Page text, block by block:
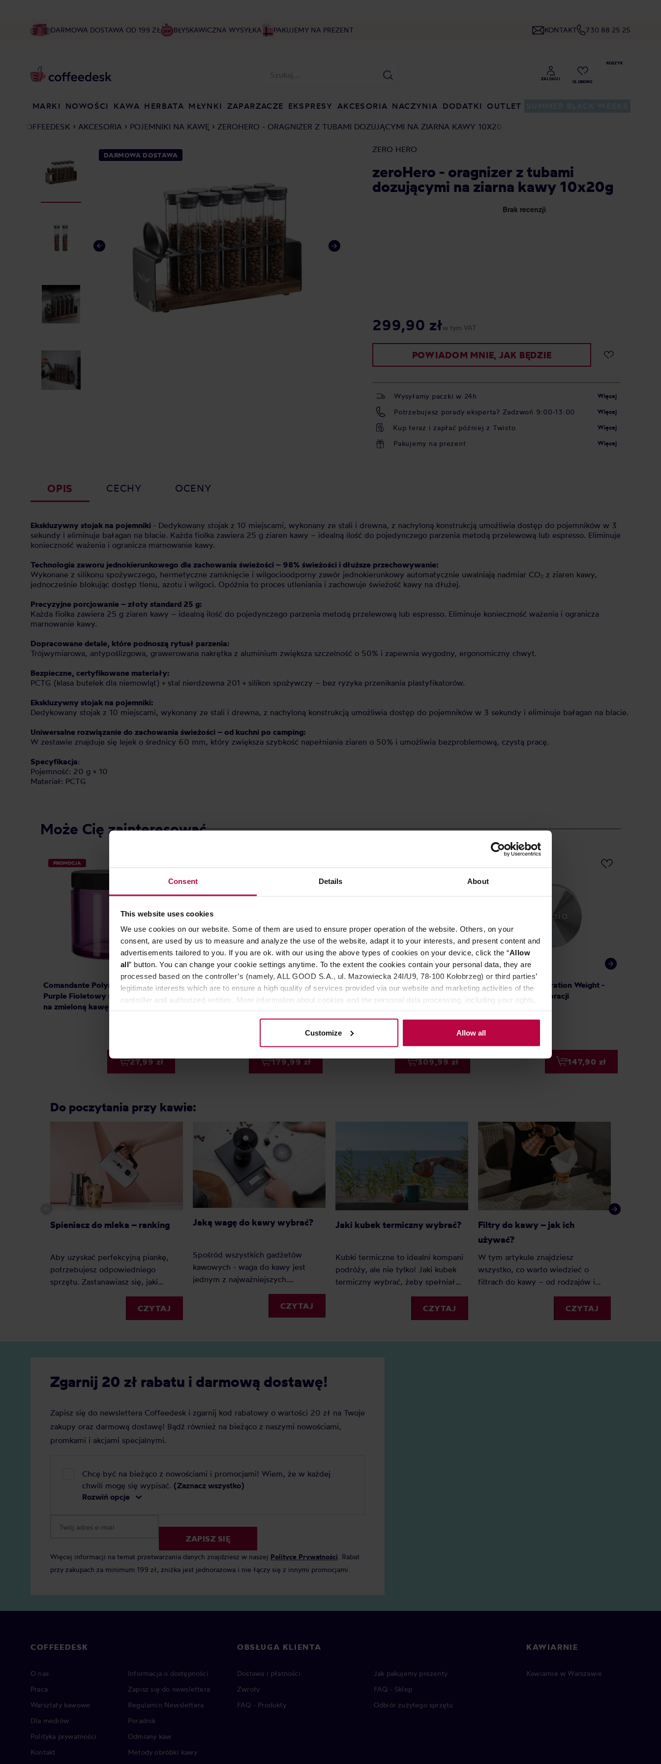
Consent Details About
This website uses cookies
We use cookies on our website. Some of them are used to ensure proper operation of the website. Others, on your
consent, are used by us to measure and analyze the use of the website, adapt it to your interests, and present content and
advertisements tailored to you. If you are ok. with our using the above types of cookies on your device, click the “Allow
all” button. You can change your cookie settings anytime. To the extent the cookies contain your personal data, they are
processed based on the controller’s (namely, ALL GOOD S.A., ul. Mazowiecka 24I/U9, 78-100 Kołobrzeg) or third parties’
legitimate interests which are to ensure a high quality of services provided via our website and marketing activities of the
controller and authorized entities. More information about cookies and the personal data processing, including your rights,
Customize Allow all
DARMOWA DOSTAWA OD 199 ZŁ BŁYSKAWICZNA WYSYŁKA PAKUJEMY NA PREZENT KONTAKT 730 88 25 25
MARKI NOWOŚCI KAWA HERBATA MŁYNKI ZAPARZACZE EKSPRESY AKCESORIA NACZYNIA DODATKI OUTLET
COFFEEDESK AKCESORIA POJEMNIKI NA KAWĘ ZEROHERO - ORAGNIZER Z TUBAMI DOZUJĄCYMI NA ZIARNA KAWY 10X20G
DARMOWA DOSTAWA
ZERO HERO
zeroHero - oragnizer z tubami
dozującymi na ziarna kawy 10x20g
299,90 złw tym VAT
POWIADOM MNIE, JAK BĘDZIE
Wysyłamy paczki w 24h Więcej
Potrzebujesz porady eksperta? Zadzwoń 9:00-13:00 Więcej
Kup teraz i zapłać później z Twisto Więcej
Pakujemy na prezent Więcej
OPIS CECHY OCENY
Ekskluzywny stojak na pojemniki - Dedykowany stojak z 10 miejscami, wykonany ze stali i drewna, z nachyloną konstrukcją umożliwia dostęp do pojemników w 3
sekundy i eliminuje bałagan na blacie. Każda fiolka zawiera 25 g ziaren kawy – idealną ilość do pojedynczego parzenia metodą przelewową lub espresso. Eliminuje
konieczność ważenia i ogranicza marnowanie kawy.
Technologia zaworu jednokierunkowego dla zachowania świeżości – 98% świeżości i dłuższe przechowywanie:
Wykonane z silikonu spożywczego, hermetyczne zamknięcie i wilgocioodporny zawór jednokierunkowy automatycznie uwalniają nadmiar CO₂ z ziaren kawy,
jednocześnie blokując dostęp tlenu, azotu i wilgoci. Opóźnia to proces utleniania i zachowuje świeżość kawy na dłużej.
Precyzyjne porcjowanie – złoty standard 25 g:
Każda fiolka zawiera 25 g ziaren kawy – idealną ilość do pojedynczego parzenia metodą przelewową lub espresso. Eliminuje konieczność ważenia i ogranicza
marnowanie kawy.
Dopracowane detale, które podnoszą rytuał parzenia:
Trójwymiarowa, antypoślizgowa, grawerowana nakrętka z aluminium zwiększa szczelność o 50% i zapewnia wygodny, ergonomiczny chwyt.
Bezpieczne, certyfikowane materiały:
PCTG (klasa butelek dla niemowląt) + stal nierdzewna 201 + silikon spożywczy – bez ryzyka przenikania plastyfikatorów.
Ekskluzywny stojak na pojemniki:
Dedykowany stojak z 10 miejscami, wykonany ze stali i drewna, z nachyloną konstrukcją umożliwia dostęp do pojemników w 3 sekundy i eliminuje bałagan na blacie.
Uniwersalne rozwiązanie do zachowania świeżości – od kuchni po camping:
W zestawie znajduje się lejek o średnicy 60 mm, który zwiększa szybkość napełniania ziaren o 50% i umożliwia bezproblemową, czystą pracę.
Specyfikacja:
Pojemność: 20 g × 10
Materiał: PCTG
Może Cię zainteresować
PROMOCJA
Comandante Polymer Bean Jar + lid
Purple Fioletowy słoik z pokrywką
na zmieloną kawę
27,99 zł
Motta Leveling Tool 53mm -
Dystrybutor do kawy czarny
209,00 zł
Najniższa cena: 169,99 zł
179,99 zł
Fellow Electric Atmos - Pojemnik
próżniowy automatyczny 1,2l -
379,99 zł
Najniższa cena: 279,99 zł
309,99 zł
Acaia 100g Callibration Weight -
Odważnik do kalibracji
147,90 zł
Do poczytania przy kawie:
Spieniacz do mleka – ranking
Aby uzyskać perfekcyjną piankę,
potrzebujesz odpowiedniego
sprzętu. Zastanawiasz się, jaki
spieniacz do mleka kupić?
Elektryczny, ręczny, a może
indukcyjny? Oto nasz szczegółowy
CZYTAJ
Jaką wagę do kawy wybrać?
Spośród wszystkich gadżetów
kawowych - waga do kawy jest
jednym z najważniejszych.
Dlaczego? Ponieważ dzięki wadze
zyskujemy precyzję i powtarzalność.
Jaką jednak wagę do kawy wybrać?
CZYTAJ
Jaki kubek termiczny wybrać?
Kubki termiczne to idealni kompani
podróży, ale nie tylko! Jaki kubek
termiczny wybrać, żeby spełniał
wszystkie Twoje oczekiwania?
Sprawdź nasz mini-przewodnik po
kubkach termicznych.
CZYTAJ
Filtry do kawy – jak ich
używać?
W tym artykule znajdziesz
wszystko, co warto wiedzieć o
filtrach do kawy – od rodzajów i
rozmiarów, po praktyczne
wskazówki, jak z nich korzystać.
CZYTAJ
Zgarnij 20 zł rabatu i darmową dostawę!
Zapisz się do newslettera Coffeedesk i zgarnij kod rabatowy o wartości 20 zł na Twoje
zakupy oraz darmową dostawę! Bądź również na bieżąco z naszymi nowościami,
promkami i akcjami specjalnymi.
Chcę być na bieżąco z nowościami i promocjami! Wiem, że w każdej
chwili mogę się wypisać. (Zaznacz wszystko)
Rozwiń opcje
ZAPISZ SIĘ
Więcej informacji na temat przetwarzania danych znajdziesz w naszej Polityce Prywatności . Rabat
przy zakupach za minimum 199 zł, zniżka jest jednorazowa i nie łączy się z innymi promocjami.
COFFEEDESK
O nas
Praca
Warsztaty kawowe
Dla mediów
Polityka prywatności
Kontakt
Informacja o dostępności
Zapisz się do newslettera
Regulamin Newslettera
Poradnik
Odmiany kaw
Metody obróbki kawy
OBSŁUGA KLIENTA
Dostawa i płatności
Zwroty
FAQ - Produkty
Jak pakujemy prezenty
FAQ - Sklep
Odbiór zużytego sprzętu
KAWIARNIE
Kawiarnie w Warszawie